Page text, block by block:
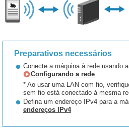
Preparativos necessários
Conecte a máquina à rede usando
Configurando a rede
* Ao usar uma LAN com fio,
sem fio está conectado à mesma
Defina um endereço IPv4 para a
endereços IPv4